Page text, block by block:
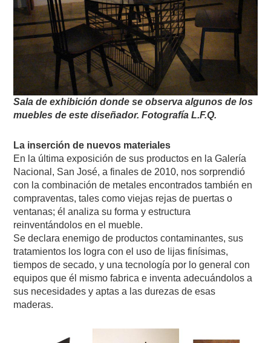
Sala de exhibición donde se observa algunos de los
muebles de este diseñador.Fotografía L.F.Q.
La inserción de nuevos materiales
En la última exposición de sus productos en la Galería
Nacional, San José, a finales de 2010, nos sorprendió
con la combinación de metales encontrados también en
compraventas, tales como viejas rejas de puertas o
ventanas; él analiza su forma y estructura
reinventándolos en el mueble.
Se declara enemigo de productos contaminantes, sus
tratamientos los logra con el uso de lijas finísimas,
tiempos de secado, y una tecnología por lo general con
equipos que él mismo fabrica e inventa adecuándolos a
sus necesidades y aptas a las durezas de esas
maderas.